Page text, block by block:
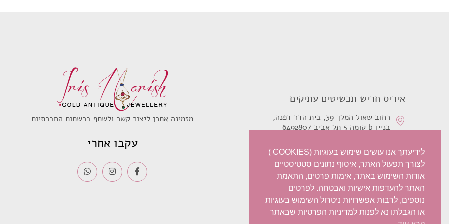
איריס חריש תכשיטים עתיקים
רחוב שאול המלך 39, בית הדר דפנה,
בניין b קומה 5 תל אביב 6492807
0526210468
telecorp@zahav.net.il
מזמינה אתכן ליצור קשר ולשתף ברשתות החברתיות
עקבו אחרי
לידיעתך אנו עושים שימוש בעוגיות (COOKIES )
לצורך תפעול האתר, איסוף נתונים סטטיסטיים
אודות השימוש באתר, אימות פרטים, התאמת
האתר להעדפות אישיות ואבטחה. לפרטים
נוספים, לרבות אפשרויות ניטרול השימוש בעוגיות
או הגבלתו נא לפנות למדיניות הפרטיות שבאתר